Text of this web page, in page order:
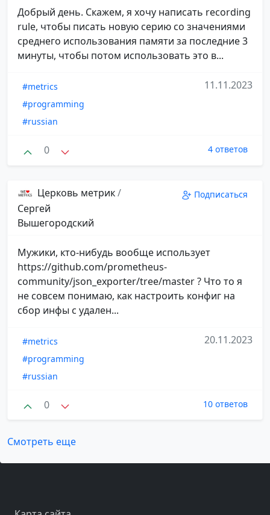
Добрый день. Скажем, я хочу написать recording
rule, чтобы писать новую серию со значениями
среднего использования памяти за последние 3
минуты, чтобы потом использовать это в...
#metrics
#programming
#russian
11.11.2023
0 4 ответов
Церковь метрик/
Сергей
Вышегородский
Подписаться
Мужики, кто-нибудь вообще использует
https://github.com/prometheus-
community/json_exporter/tree/master ? Что то я
не совсем понимаю, как настроить конфиг на
сбор инфы с удален...
#metrics
#programming
#russian
20.11.2023
0 10 ответов
Смотреть еще